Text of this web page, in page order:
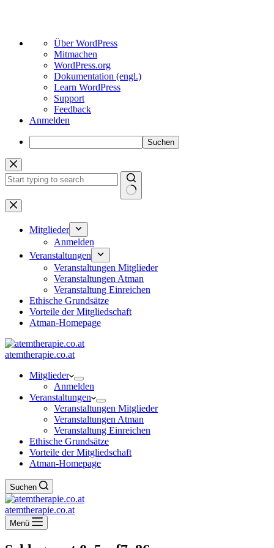
Über
WordPress
Über WordPress
Mitmachen
WordPress.org
Dokumentation (engl.)
Learn WordPress
Support
Feedback
Anmelden
Suchen
Zum
Inhalt
springen
Keine
Ergebnisse
Mitglieder
Anmelden
Veranstaltungen
Veranstaltungen Mitglieder
Veranstaltungen Atman
Veranstaltung Einreichen
Ethische Grundsätze
Vorteile der Mitgliedschaft
Atman-Homepage
atemtherapie.co.at
Mitglieder
Anmelden
Veranstaltungen
Veranstaltungen Mitglieder
Veranstaltungen Atman
Veranstaltung Einreichen
Ethische Grundsätze
Vorteile der Mitgliedschaft
Atman-Homepage
Suchen
atemtherapie.co.at
Menü